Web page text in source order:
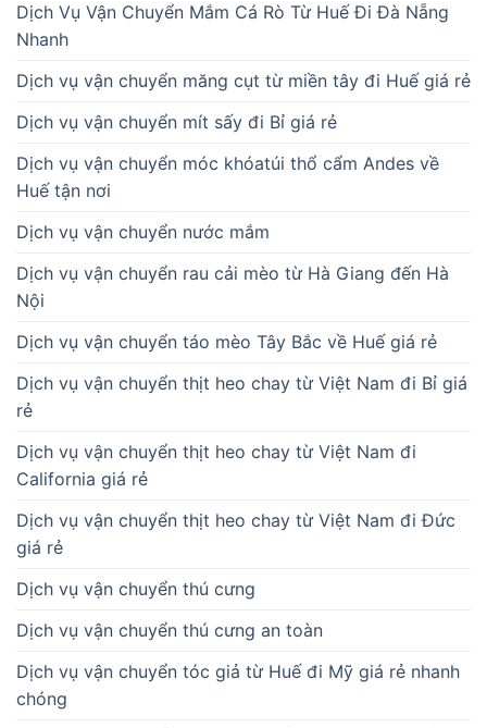
Dịch Vụ Vận Chuyển Mắm Cá Rò Từ Huế Đi Đà Nẵng
Nhanh
Dịch vụ vận chuyển măng cụt từ miền tây đi Huế giá rẻ
Dịch vụ vận chuyển mít sấy đi Bỉ giá rẻ
Dịch vụ vận chuyển móc khóatúi thổ cẩm Andes về
Huế tận nơi
Dịch vụ vận chuyển nước mắm
Dịch vụ vận chuyển rau cải mèo từ Hà Giang đến Hà
Nội
Dịch vụ vận chuyển táo mèo Tây Bắc về Huế giá rẻ
Dịch vụ vận chuyển thịt heo chay từ Việt Nam đi Bỉ giá
rẻ
Dịch vụ vận chuyển thịt heo chay từ Việt Nam đi
California giá rẻ
Dịch vụ vận chuyển thịt heo chay từ Việt Nam đi Đức
giá rẻ
Dịch vụ vận chuyển thú cưng
Dịch vụ vận chuyển thú cưng an toàn
Dịch vụ vận chuyển tóc giả từ Huế đi Mỹ giá rẻ nhanh
chóng